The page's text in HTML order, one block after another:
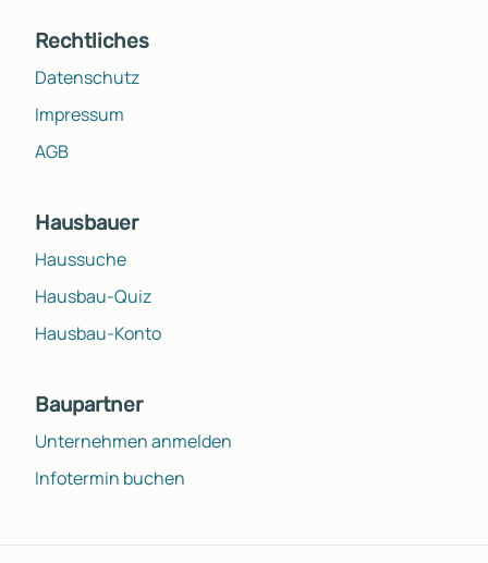
Rechtliches
Datenschutz
Impressum
AGB
Hausbauer
Haussuche
Hausbau-Quiz
Hausbau-Konto
Baupartner
Unternehmen anmelden
Infotermin buchen